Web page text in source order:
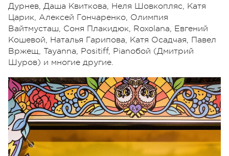
Дурнев, Даша Квиткова, Неля Шовкопляс, Катя
Царик, Алексей Гончаренко, Олимпия
Вайтмусташ, Соня Плакидюк, Roxolana, Евгений
Кошевой, Наталья Гарипова, Катя Осадчая, Павел
Вржещ, Tayanna, Positiff, Pianoбой (Дмитрий
Шуров) и многие другие.